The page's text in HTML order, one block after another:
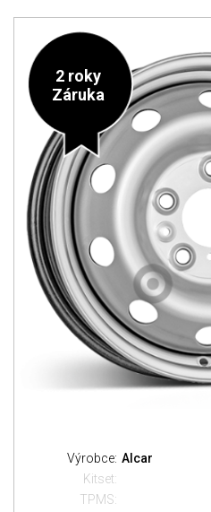
2 roky
Záruka
Výrobce: Alcar
Kitset:
TPMS: